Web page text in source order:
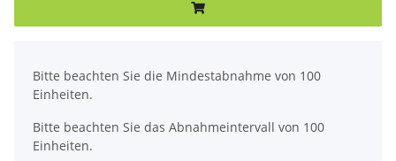
Bitte beachten Sie die Mindestabnahme von 100
Einheiten.
Bitte beachten Sie das Abnahmeintervall von 100
Einheiten.